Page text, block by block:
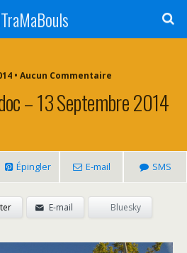
• Aucun Commentaire
– 13 Septembre 2014
Épingler E-mail SMS
E-mail Bluesky